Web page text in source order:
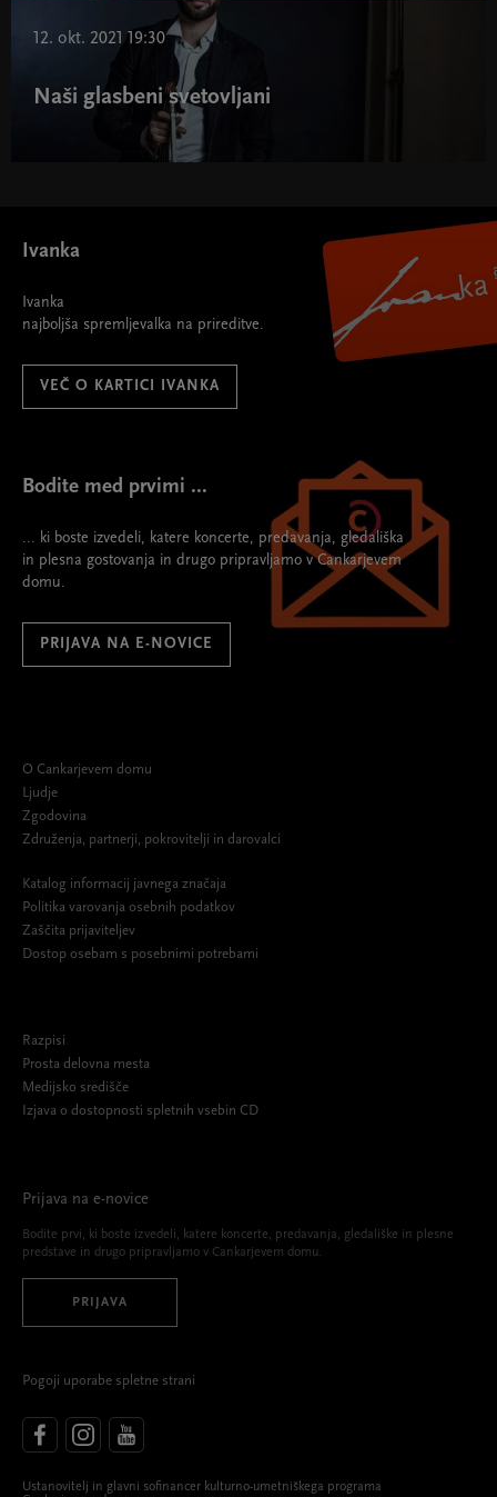
Srebrni abonma 2021/22 " width="580" height="395">
12. okt. 2021 19:30
Naši glasbeni svetovljani
Ivanka
Ivanka
najboljša spremljevalka na prireditve.
VEČ O KARTICI IVANKA
Bodite med prvimi ...
... ki boste izvedeli, katere koncerte, predavanja, gledališka
in plesna gostovanja in drugo pripravljamo v Cankarjevem
domu.
PRIJAVA NA E-NOVICE
O Cankarjevem domu
Ljudje
Zgodovina
Združenja, partnerji, pokrovitelji in darovalci
Katalog informacij javnega značaja
Politika varovanja osebnih podatkov
Zaščita prijaviteljev
Dostop osebam s posebnimi potrebami
Razpisi
Prosta delovna mesta
Medijsko središče
Izjava o dostopnosti spletnih vsebin CD
Prijava na e-novice
Bodite prvi, ki boste izvedeli, katere koncerte, predavanja, gledališke in plesne
predstave in drugo pripravljamo v Cankarjevem domu.
PRIJAVA
Pogoji uporabe spletne strani
Ustanovitelj in glavni sofinancer kulturno-umetniškega programa